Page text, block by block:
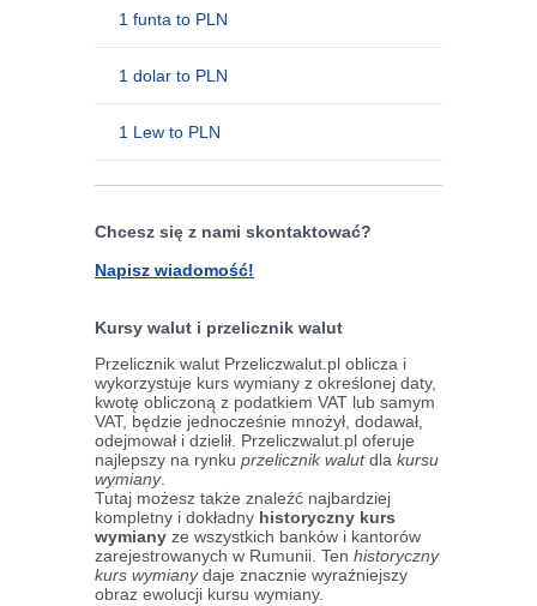
1 funta to PLN
1 dolar to PLN
1 Lew to PLN
Chcesz się z nami skontaktować?
Napisz wiadomość!
Kursy walut i przelicznik walut
Przelicznik walut Przeliczwalut.pl oblicza i
wykorzystuje kurs wymiany z określonej daty,
kwotę obliczoną z podatkiem VAT lub samym
VAT, będzie jednocześnie mnożył, dodawał,
odejmował i dzielił. Przeliczwalut.pl oferuje
najlepszy na rynku przelicznik walutdla kursu
wymiany.
Tutaj możesz także znaleźć najbardziej
kompletny i dokładny historyczny kurs
wymiany ze wszystkich banków i kantorów
zarejestrowanych w Rumunii. Ten historyczny
kurs wymianydaje znacznie wyraźniejszy
obraz ewolucji kursu wymiany.